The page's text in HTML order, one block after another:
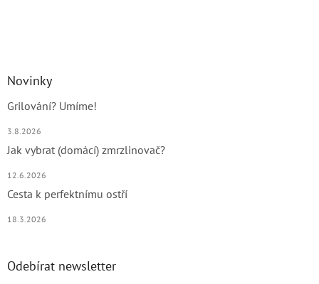
Novinky
Grilování? Umíme!
3.8.2026
Jak vybrat (domácí) zmrzlinovač?
12.6.2026
Cesta k perfektnímu ostří
18.3.2026
Odebírat newsletter